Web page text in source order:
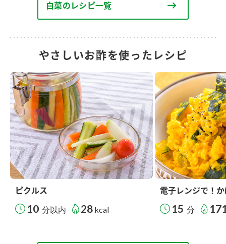
白菜のレシピ一覧
やさしいお酢を使ったレシピ
ピクルス
10 分以内 28 kcal
電子レンジで！
15 分